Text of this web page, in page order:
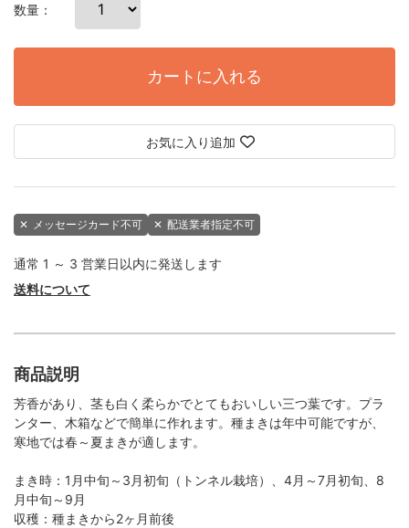
数量：
カートに入れる
お気に入り追加
✕ メッセージカード不可 ✕ 配送業者指定不可
通常 1 ～ 3 営業日以内に発送します
送料について
商品説明
芳香があり、茎も白く柔らかでとてもおいしい三つ葉です。プラ
ンター、木箱などで簡単に作れます。種まきは年中可能ですが、
寒地では春～夏まきが適します。
まき時：1月中旬～3月初旬（トンネル栽培）、4月～7月初旬、8
月中旬～9月
収穫：種まきから2ヶ月前後